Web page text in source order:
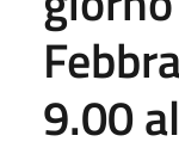
9.00